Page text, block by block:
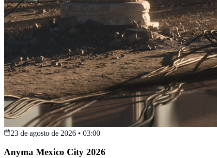
23 de agosto de 2026 • 03:00
Anyma Mexico City 2026